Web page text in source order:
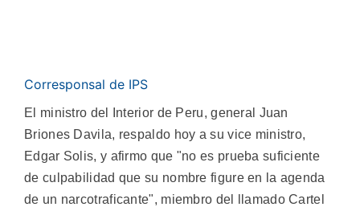
Corresponsal de IPS
El ministro del Interior de Peru, general Juan
Briones Davila, respaldo hoy a su vice ministro,
Edgar Solis, y afirmo que "no es prueba suficiente
de culpabilidad que su nombre figure en la agenda
de un narcotraficante", miembro del llamado Cartel